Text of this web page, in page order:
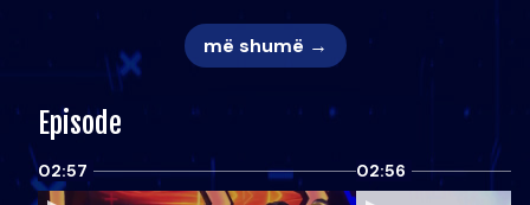
më shumë →
Episode
02:57 02:56